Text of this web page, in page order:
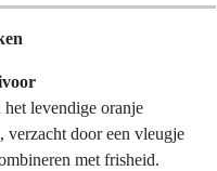
levendige oranje
verzacht door een vleugje
met frisheid.